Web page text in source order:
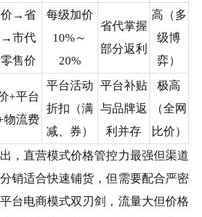
价→省
→市代
售价
每级加价
10%～
20%
省代掌握
部分返利
高（多
级博
弈）
+平台
物流费
平台活动
折扣（满
减、券）
平台补贴
与品牌返
利并存
极高
（全网
比价）
直营模式价格管控力最强但渠道
销适合快速铺货，但需要配合严密
台电商模式双刃剑，流量大但价格